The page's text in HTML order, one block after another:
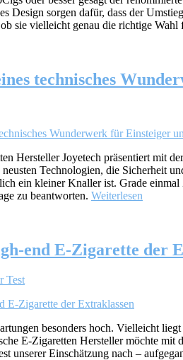
Design sorgen dafür, dass der
sie vielleicht genau die richtige
technisches
Hersteller Joyetech präsentiert mit
Technologien, die Sicherheit
ein kleiner Knaller ist. Grade
zu beantworten. Weiterlesen
end E-Zigarette der
Test
besonders hoch. Vielleicht
E-Zigaretten Hersteller möchte
unserer Einschätzung nach –